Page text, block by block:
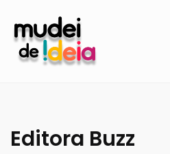
Editora Buzz